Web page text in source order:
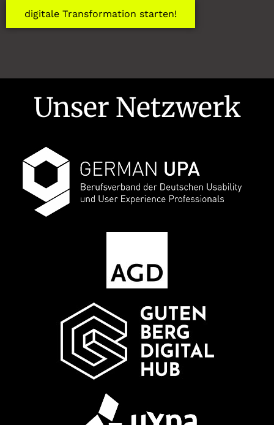
digitale Transformation starten!
Unser Netzwerk